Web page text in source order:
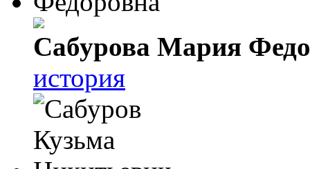
Сабурова Мария
история